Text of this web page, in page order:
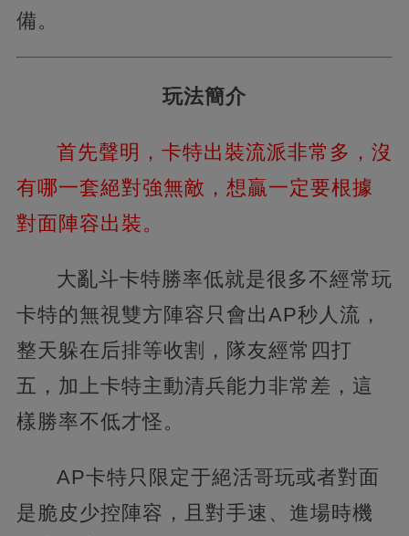
備。
玩法簡介
首先聲明，卡特出裝流派非常多，沒
有哪一套絕對強無敵，想贏一定要根據
對面陣容出裝。
大亂斗卡特勝率低就是很多不經常玩
卡特的無視雙方陣容只會出AP秒人流，
整天躲在后排等收割，隊友經常四打
五，加上卡特主動清兵能力非常差，這
樣勝率不低才怪。
AP卡特只限定于絕活哥玩或者對面
是脆皮少控陣容，且對手速、進場時機